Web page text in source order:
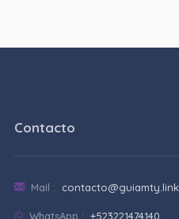
Contacto
Mail : contacto@guiamty.link
WhatsApp : +523221474140